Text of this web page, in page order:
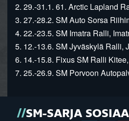
2. 29.-31.1. 61. Arctic Lapland
3. 27.-28.2. SM Auto Sorsa
4. 22.-23.5. SM Imatra Ralli,
5. 12.-13.6. SM Jyväskylä Ralli,
6. 14.-15.8. Fixus SM Ralli
7. 25.-26.9. SM Porvoon
SM-SARJA